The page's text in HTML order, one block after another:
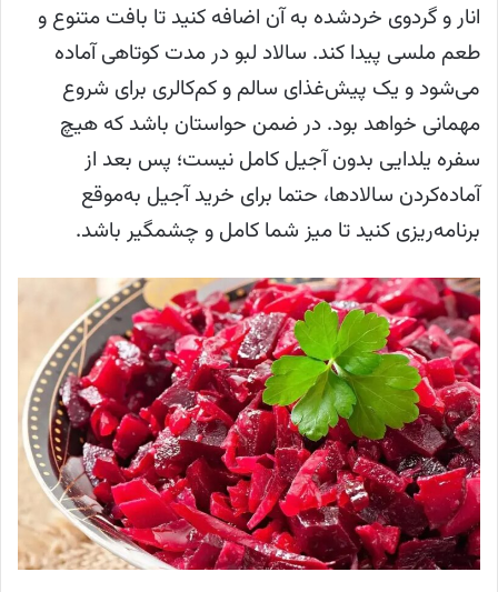
انار و گردوی خردشده به آن اضافه کنید تا بافت متنوع و
طعم ملسی پیدا کند. سالاد لبو در مدت کوتاهی آماده
می‌شود و یک پیش‌غذای سالم و کم‌کالری برای شروع
مهمانی خواهد بود. در ضمن حواستان باشد که هیچ
سفره یلدایی بدون آجیل کامل نیست؛ پس بعد از
آماده‌کردن سالادها، حتما برای خرید آجیل به‌موقع
برنامه‌ریزی کنید تا میز شما کامل و چشمگیر باشد.